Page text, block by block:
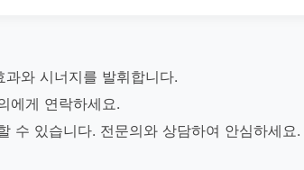
와 시너지를 발휘합니다.
에게 연락하세요.
수 있습니다. 전문의와 상담하여 안심하세요.